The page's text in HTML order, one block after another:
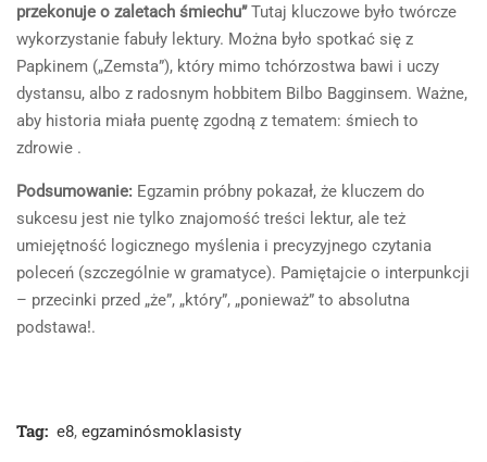
przekonuje o zaletach śmiechu”Tutaj kluczowe było twórcze
wykorzystanie fabuły lektury. Można było spotkać się z
Papkinem („Zemsta”), który mimo tchórzostwa bawi i uczy
dystansu, albo z radosnym hobbitem Bilbo Bagginsem. Ważne,
aby historia miała puentę zgodną z tematem: śmiech to
zdrowie .
Podsumowanie: Egzamin próbny pokazał, że kluczem do
sukcesu jest nie tylko znajomość treści lektur, ale też
umiejętność logicznego myślenia i precyzyjnego czytania
poleceń (szczególnie w gramatyce). Pamiętajcie o interpunkcji
– przecinki przed „że”, „który”, „ponieważ” to absolutna
podstawa!.
Tag: e8, egzaminósmoklasisty